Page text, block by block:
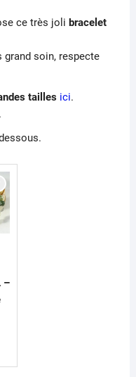
ce très joli bracelet
soin, respecte
tailles ici.
.
–